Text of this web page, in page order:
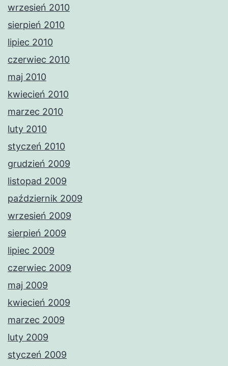
wrzesień 2010
sierpień 2010
lipiec 2010
czerwiec 2010
maj 2010
kwiecień 2010
marzec 2010
luty 2010
styczeń 2010
grudzień 2009
listopad 2009
październik 2009
wrzesień 2009
sierpień 2009
lipiec 2009
czerwiec 2009
maj 2009
kwiecień 2009
marzec 2009
luty 2009
styczeń 2009